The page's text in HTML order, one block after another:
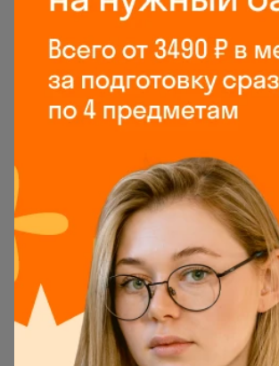
Слева — все задания пробника по
можно переключать здесь же или
кнопки Следующее задание. Как и
или в произвольном порядке. С
помогут кнопкиПоказать следующие
предыдущие.
Если задание даётся трудно,
следующему. Позже можно будет
пропущенным, если останется
окончании теста можно не
сработает таймер, и нажать
Тогда тренажёр перейдёт к проверке
результатов.